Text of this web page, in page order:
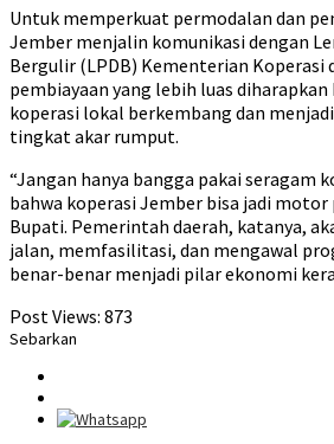
Untuk memperkuat permodalan dan
Jember menjalin komunikasi dengan
Bergulir (LPDB) Kementerian Koperasi
pembiayaan yang lebih luas
koperasi lokal berkembang dan
tingkat akar rumput.
“Jangan hanya bangga pakai seragam
bahwa koperasi Jember bisa jadi motor
Bupati. Pemerintah daerah, katanya,
jalan, memfasilitasi, dan mengawal
benar-benar menjadi pilar ekonomi
Post Views: 873
Sebarkan